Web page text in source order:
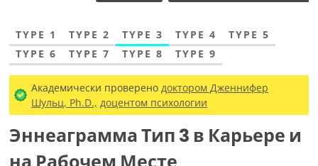
TYPE 1 TYPE 2 TYPE 3 TYPE 4
TYPE 5
TYPE 6
TYPE 7 TYPE 8 TYPE 9
Академически проверено доктором Дженнифер
Шульц, Ph.D., доцентом психологии
Эннеаграмма Тип 3 в Карьере и